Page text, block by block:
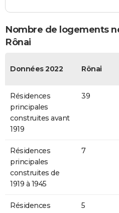
Nombre de logements
Rônai
Données 2022 Rônai
Résidences
principales
construites avant
1919
39
Résidences
principales
construites de
1919 à 1945
7
Résidences
5